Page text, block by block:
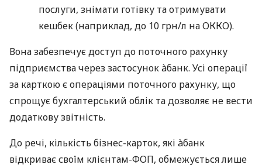
послуги, знімати готівку та отримувати
кешбек (наприклад, до 10 грн/л на ОККО).
Вона забезпечує доступ до поточного рахунку
підприємства через застосунок àбанк. Усі операції
за карткою є операціями поточного рахунку, що
спрощує бухгалтерський облік та дозволяє не вести
додаткову звітність.
До речі, кількість бізнес-карток, які àбанк
відкриває своїм клієнтам-ФОП, обмежується лише